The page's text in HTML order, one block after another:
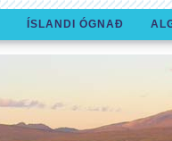
ÍSLANDI ÓGNAÐ